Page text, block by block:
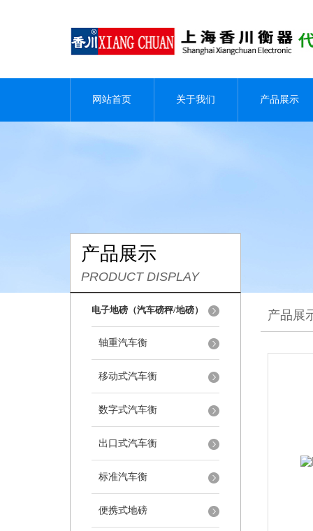
网站首页 关于我们 产品展示
产品展示
PRODUCT DISPLAY
电子地磅（汽车磅秤/地磅）
轴重汽车衡
移动式汽车衡
数字式汽车衡
出口式汽车衡
标准汽车衡
便携式地磅
产品展